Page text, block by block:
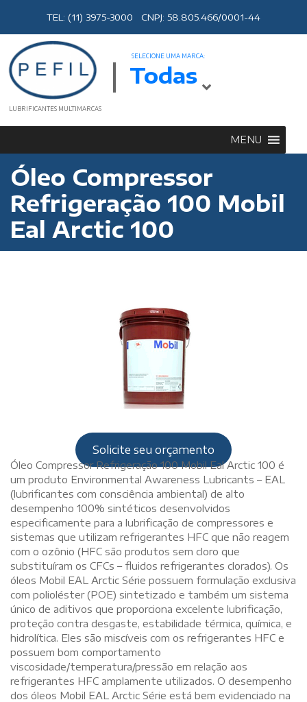
TEL: (11) 3975-3000 CNPJ: 58.805.466/0001-44
LUBRIFICANTES MULTIMARCAS
SELECIONE UMA MARCA:
Todas
MENU
Óleo Compressor
Refrigeração 100 Mobil
Eal Arctic 100
Solicite seu orçamento
Óleo Compressor Refrigeração 100 Mobil Eal Arctic 100 é
um produto Environmental Awareness Lubricants – EAL
(lubrificantes com consciência ambiental) de alto
desempenho 100% sintéticos desenvolvidos
especificamente para a lubrificação de compressores e
sistemas que utilizam refrigerantes HFC que não reagem
com o ozônio (HFC são produtos sem cloro que
substituíram os CFCs – fluidos refrigerantes clorados). Os
óleos Mobil EAL Arctic Série possuem formulação exclusiva
com polioléster (POE) sintetizado e também um sistema
único de aditivos que proporciona excelente lubrificação,
proteção contra desgaste, estabilidade térmica, química, e
hidrolítica. Eles são miscíveis com os refrigerantes HFC e
possuem bom comportamento
viscosidade/temperatura/pressão em relação aos
refrigerantes HFC amplamente utilizados. O desempenho
dos óleos Mobil EAL Arctic Série está bem evidenciado na